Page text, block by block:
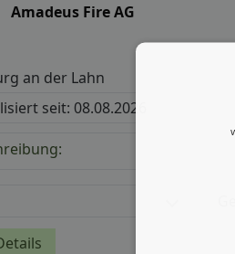
Amadeus Fire AG
an der Lahn
seit: 08.08.2026